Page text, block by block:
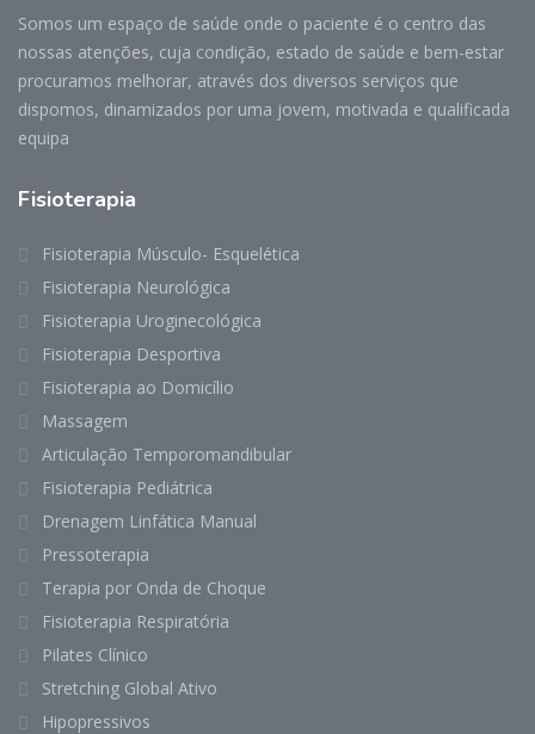
Somos um espaço de saúde onde o paciente é o centro das
nossas atenções, cuja condição, estado de saúde e bem-estar
procuramos melhorar, através dos diversos serviços que
dispomos, dinamizados por uma jovem, motivada e qualificada
equipa
Fisioterapia
Fisioterapia Músculo- Esquelética
Fisioterapia Neurológica
Fisioterapia Uroginecológica
Fisioterapia Desportiva
Fisioterapia ao Domicílio
Massagem
Articulação Temporomandibular
Fisioterapia Pediátrica
Drenagem Linfática Manual
Pressoterapia
Terapia por Onda de Choque
Fisioterapia Respiratória
Pilates Clínico
Stretching Global Ativo
Hipopressivos